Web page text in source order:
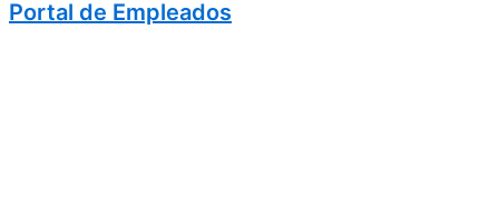
Portal de Empleados